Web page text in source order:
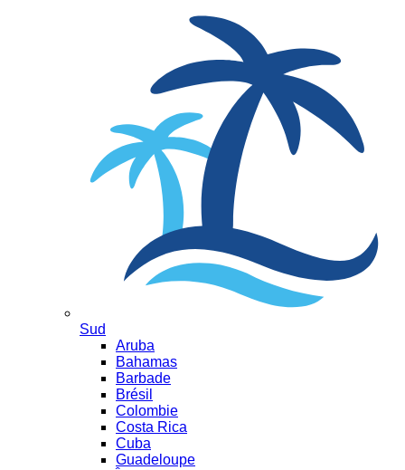
Sud
Aruba
Bahamas
Barbade
Brésil
Colombie
Costa Rica
Cuba
Guadeloupe